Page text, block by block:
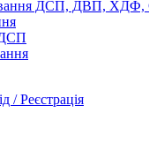
ДСП, ДВП,
ДСП
/ Реєстрація